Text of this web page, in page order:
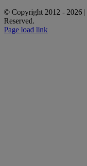
© Copyright 2012 - 2026 |
Reserved.
Page load link